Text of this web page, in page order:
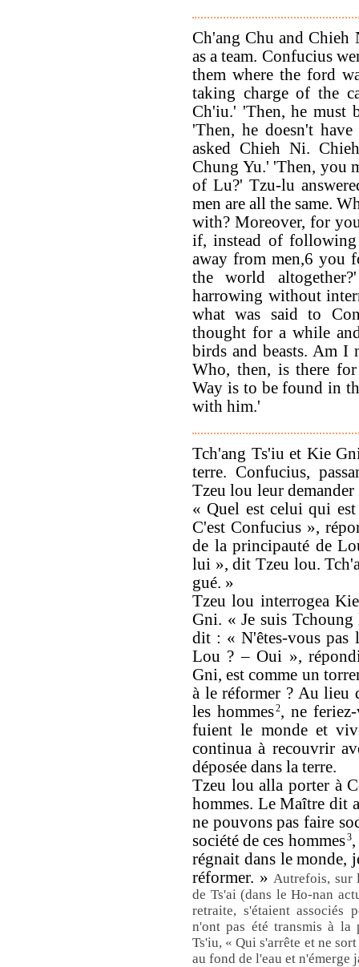
Ch'ang Chu and
as a team. Confucius
them where the ford
taking charge of the
Ch'iu.' 'Then, he must
'Then, he doesn't
asked Chieh Ni.
Chung Yu.' 'Then, you
of Lu?' Tzu-lu
men are all the same.
with? Moreover, for
if, instead of following
away from men,6 you
the world
harrowing without
what was said to
thought for a while
birds and beasts. Am I
Who, then, is there
Way is to be found in
with him.'
Tch'ang Ts'iu et Kie
terre. Confucius,
Tzeu lou leur
« Quel est celui qui
C'est Confucius »,
de la principauté de
lui », dit Tzeu lou.
gué. »
Tzeu lou interrogea
Gni. « Je suis
dit : « N'êtes-vous pas
Lou ? – Oui »,
Gni, est comme un
à le réformer ? Au lieu
les hommes2, ne
fuient le monde et
continua à recouvrir
déposée dans la terre.
Tzeu lou alla porter à
hommes. Le Maître dit
ne pouvons pas faire
société de ces hommes3,
régnait dans le monde,
réformer. » Autrefois, sur
de Ts'ai (dans le Ho-nan
retraite, s'étaient associés
n'ont pas été transmis à la
Ts'iu, « Qui s'arrête et ne
au fond de l'eau et n'émerge